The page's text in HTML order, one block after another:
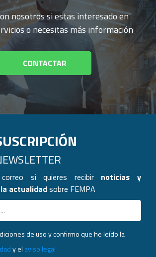
nosotros si estas interesado en
o necesitas más información
CONTACTAR
si quieres recibir noticias y
actualidadsobre FEMPA
de uso y confirmo que he leído la
y el aviso legal